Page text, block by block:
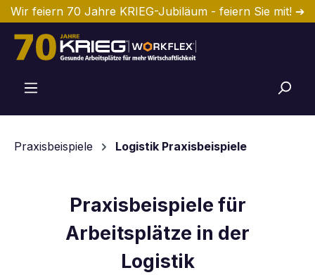
Zum Hauptinhalt springen
Wir feiern 70 Jahre KRIEG-Jubiläum - feiern Sie mit! ➔
Praxisbeispiele Logistik Praxisbeispiele
Praxisbeispiele für
Arbeitsplätze in der
Logistik